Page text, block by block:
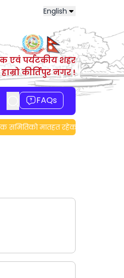
English
एवं पर्यटकीय शहर
कीर्तिपुर नगर !
FAQs
समितिको मातहत रहेका नष्ट भएका